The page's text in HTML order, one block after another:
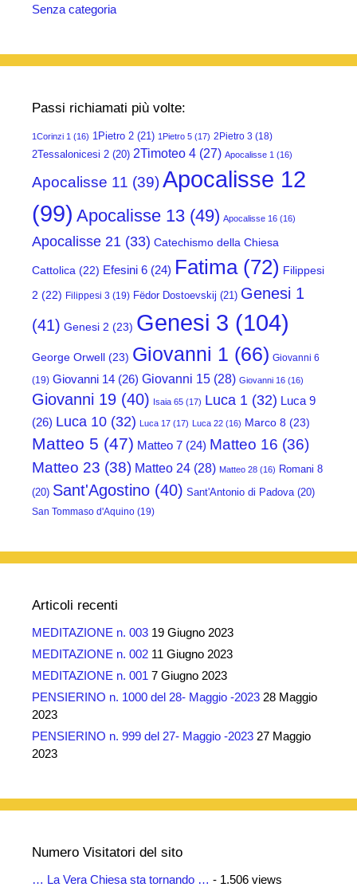
Senza categoria
Passi richiamati più volte:
1Corinzi 1 (16) 1Pietro 2 (21) 1Pietro 5 (17) 2Pietro 3 (18)
2Tessalonicesi 2 (20) 2Timoteo 4 (27) Apocalisse 1 (16)
Apocalisse 11 (39)Apocalisse 12
(99) Apocalisse 13 (49) Apocalisse 16 (16)
Apocalisse 21 (33) Catechismo della Chiesa
Cattolica (22) Efesini 6 (24) Fatima(72) Filippesi
2 (22) Filippesi 3 (19) Fëdor Dostoevskij (21) Genesi 1
(41) Genesi 2 (23) Genesi 3 (104)
George Orwell (23) Giovanni 1 (66) Giovanni 6
(19) Giovanni 14 (26) Giovanni 15 (28) Giovanni 16 (16)
Giovanni 19 (40) Isaia 65 (17) Luca 1 (32) Luca 9
(26) Luca 10 (32) Luca 17 (17) Luca 22 (16) Marco 8 (23)
Matteo 5 (47) Matteo 7 (24) Matteo 16 (36)
Matteo 23 (38) Matteo 24 (28) Matteo 28 (16) Romani 8
(20) Sant'Agostino (40) Sant'Antonio di Padova(20)
San Tommaso d'Aquino (19)
Articoli recenti
MEDITAZIONE n. 003 19 Giugno 2023
MEDITAZIONE n. 002 11 Giugno 2023
MEDITAZIONE n. 001 7 Giugno 2023
PENSIERINO n. 1000 del 28- Maggio -2023 28 Maggio
2023
PENSIERINO n. 999 del 27- Maggio -2023 27 Maggio
2023
Numero Visitatori del sito
… La Vera Chiesa sta tornando … - 1.506 views